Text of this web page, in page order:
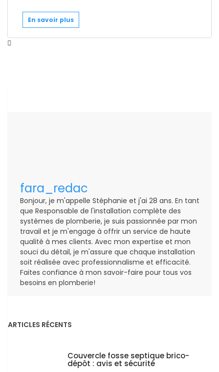
En savoir plus
fara_redac
Bonjour, je m'appelle Stéphanie et j'ai 28 ans. En tant
que Responsable de l'installation complète des
systèmes de plomberie, je suis passionnée par mon
travail et je m'engage à offrir un service de haute
qualité à mes clients. Avec mon expertise et mon
souci du détail, je m'assure que chaque installation
soit réalisée avec professionnalisme et efficacité.
Faites confiance à mon savoir-faire pour tous vos
besoins en plomberie!
ARTICLES RÉCENTS
Couvercle fosse septique brico-
dépôt : avis et sécurité